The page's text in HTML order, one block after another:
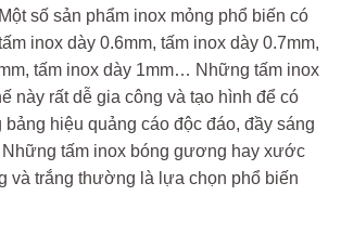
số sản phẩm inox mỏng phổ biến có
inox dày 0.6mm, tấm inox dày 0.7mm,
tấm inox dày 1mm… Những tấm inox
này rất dễ gia công và tạo hình để có
hiệu quảng cáo độc đáo, đầy sáng
Những tấm inox bóng gương hay xước
và trắng thường là lựa chọn phổ biến